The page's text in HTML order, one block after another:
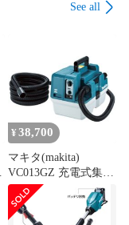
See all
¥ 38,700
マキタ(makita)
VC013GZ 充電式集じ
ん機 40Vmax 無線連
動対応 乾湿両用 7.5L
高性能フィルタ搭載